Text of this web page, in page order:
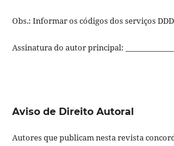
Obs.: Informar os códigos dos serviços
Assinatura do autor principal:
Aviso de Direito Autoral
Autores que publicam nesta revista